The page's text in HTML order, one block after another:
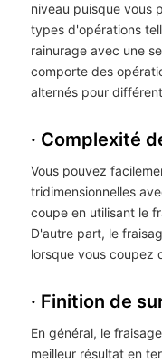
niveau puisque vous
types d'opérations
rainurage avec une
comporte des
alternés pour
· Complexité
Vous pouvez
tridimensionnelles
coupe en utilisant le
D'autre part, le
lorsque vous coupez
· Finition de
En général, le
meilleur résultat en